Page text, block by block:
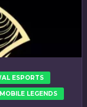
ESPORTS
MOBILE LEGENDS